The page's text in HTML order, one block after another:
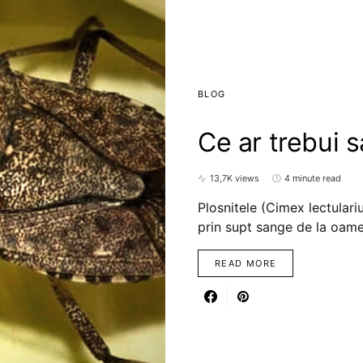
BLOG
Ce ar trebui
13,7K views 4 minute read
Plosnitele (Cimex
prin supt sange de la
READ MORE